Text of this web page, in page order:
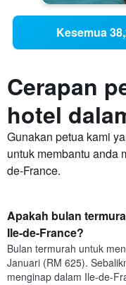
Kesemua
Cerapan
hotel
Gunakan petua kami
untuk membantu anda
de-France.
Apakah bulan
Ile-de-France?
Bulan termurah untuk
Januari (RM 625).
menginap dalam Ile-de-